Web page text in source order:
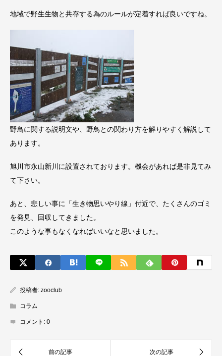
地域で野生生物と共存する為のルールが定着すれば良いですね。
野鳥に関する説明文や、野鳥との関わり方を解りやすく解説して
あります。
旭川市永山新川に設置されております。機会があれば是非見てみ
て下さい。
あと、悲しい事に「生き物思いやり線」付近で、たくさんのゴミ
を発見、回収してきました。
このような事もなくなればいいなと思いました。
投稿者: zooclub
コラム
コメント: 0